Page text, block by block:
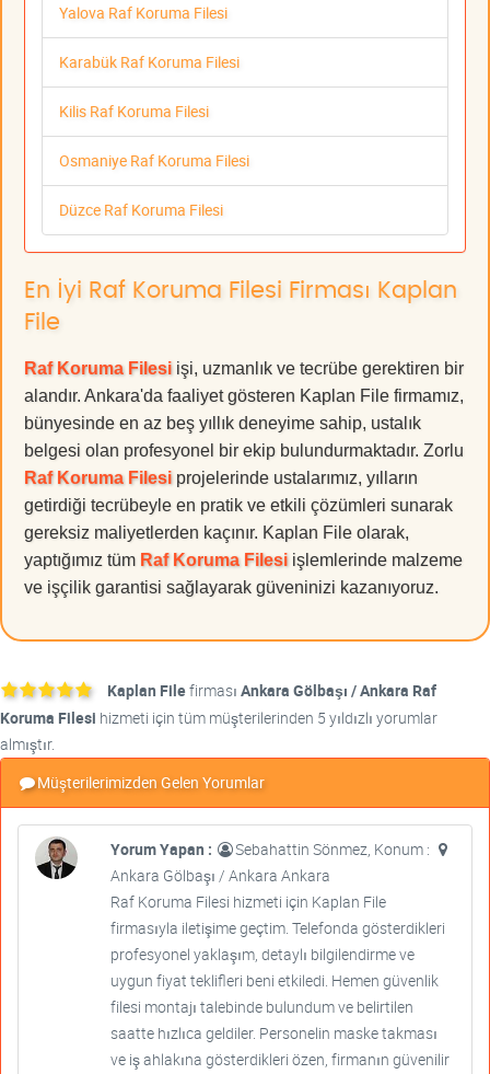
Yalova Raf Koruma Filesi
Karabük Raf Koruma Filesi
Kilis Raf Koruma Filesi
Osmaniye Raf Koruma Filesi
Düzce Raf Koruma Filesi
En İyi Raf Koruma Filesi Firması Kaplan
File
Raf Koruma Filesi işi, uzmanlık ve tecrübe gerektiren bir
alandır. Ankara'da faaliyet gösteren Kaplan File firmamız,
bünyesinde en az beş yıllık deneyime sahip, ustalık
belgesi olan profesyonel bir ekip bulundurmaktadır. Zorlu
Raf Koruma Filesi projelerinde ustalarımız, yılların
getirdiği tecrübeyle en pratik ve etkili çözümleri sunarak
gereksiz maliyetlerden kaçınır. Kaplan File olarak,
yaptığımız tüm Raf Koruma Filesi işlemlerinde malzeme
ve işçilik garantisi sağlayarak güveninizi kazanıyoruz.
Kaplan Filefirması Ankara Gölbaşı / Ankara Raf
Koruma Filesi hizmeti için tüm müşterilerinden 5 yıldızlı yorumlar
almıştır.
Müşterilerimizden Gelen Yorumlar
Yorum Yapan :
Sebahattin Sönmez, Konum :
Ankara Gölbaşı / Ankara Ankara
Raf Koruma Filesi hizmeti için Kaplan File
firmasıyla iletişime geçtim. Telefonda gösterdikleri
profesyonel yaklaşım, detaylı bilgilendirme ve
uygun fiyat teklifleri beni etkiledi. Hemen güvenlik
filesi montajı talebinde bulundum ve belirtilen
saatte hızlıca geldiler. Personelin maske takması
ve iş ahlakına gösterdikleri özen, firmanın güvenilir